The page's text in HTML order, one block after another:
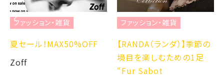
ファッション・雑貨
夏セール！MAX50%OFF
Zoff
ファッション・雑貨
【RANDA（ランダ）】季節の
境目を楽しむための1足
“Fur Sabot